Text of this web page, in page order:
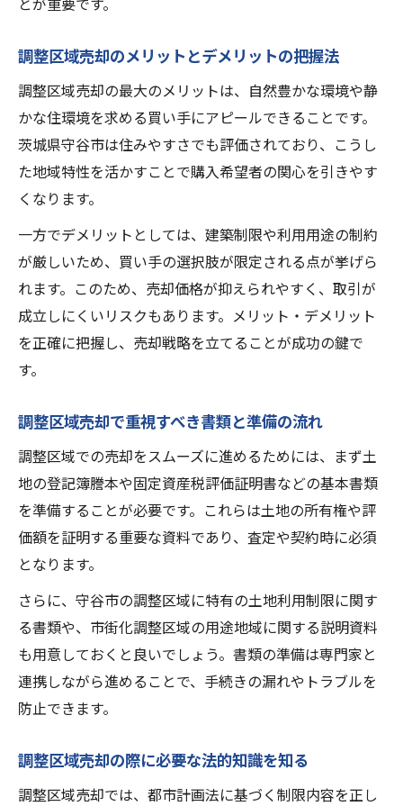
調整区域売却時の査定依頼から結果までの
流れ
調整区域売却で査定価格を上げる工夫と対
策
調整区域売却の査定で重要なポイントを解
説
誰でも購入できる？調整区域の制度について解
説
調整区域売却と購入制限の仕組みを理解す
る
調整区域売却で誰でも買えるのかFAQで確
調整区域売却に関わる主な規制とその背景
調整区域売却で買主が知っておくべき条件
守谷市調整区域で資産価値を活かす方法とは
調整区域売却で資産価値を高めるリフォー
ム案
介
調整区域売却に活かせる守谷市の魅力を伝
える
調整区域売却で資産を守るための交渉術
売却を検討する人へ調整区域特有の注意点
調整区域売却で注意したい契約書類と手続
調整区域売却のメリットとデメリットの把握法
調整区域売却の最大のメリットは、自然豊かな環境や静
かな住環境を求める買い手にアピールできることです。
茨城県守谷市は住みやすさでも評価されており、こうし
た地域特性を活かすことで購入希望者の関心を引きやす
くなります。
一方でデメリットとしては、建築制限や利用用途の制約
が厳しいため、買い手の選択肢が限定される点が挙げら
れます。このため、売却価格が抑えられやすく、取引が
成立しにくいリスクもあります。メリット・デメリット
を正確に把握し、売却戦略を立てることが成功の鍵で
す。
調整区域売却で重視すべき書類と準備の流れ
調整区域での売却をスムーズに進めるためには、まず土
地の登記簿謄本や固定資産税評価証明書などの基本書類
を準備することが必要です。これらは土地の所有権や評
価額を証明する重要な資料であり、査定や契約時に必須
となります。
さらに、守谷市の調整区域に特有の土地利用制限に関す
る書類や、市街化調整区域の用途地域に関する説明資料
も用意しておくと良いでしょう。書類の準備は専門家と
連携しながら進めることで、手続きの漏れやトラブルを
防止できます。
調整区域売却の際に必要な法的知識を知る
調整区域売却では、都市計画法に基づく制限内容を正し